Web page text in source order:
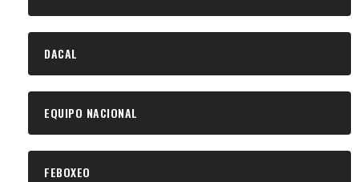
DACAL
EQUIPO NACIONAL
FEBOXEO